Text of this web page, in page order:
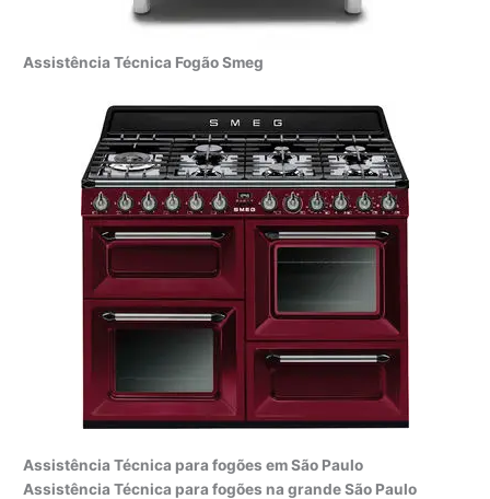
Assistência Técnica Fogão Smeg
Assistência Técnica para fogões em São Paulo
Assistência Técnica para fogões na grande São Paulo